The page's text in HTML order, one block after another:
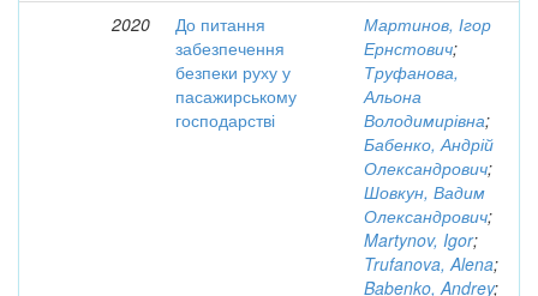
2020
До питання
забезпечення
безпеки руху у
пасажирському
господарстві
Мартинов, Ігор
Ернстович;
Труфанова,
Альона
Володимирівна;
Бабенко, Андрій
Олександрович;
Шовкун, Вадим
Олександрович;
Martynov, Igor;
Trufanova, Alena;
Babenko, Andrey;